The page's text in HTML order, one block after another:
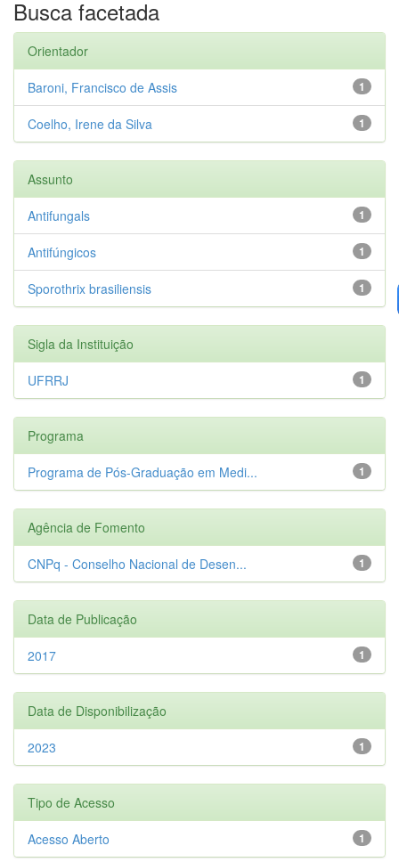
Busca facetada
Orientador
1
Baroni, Francisco de Assis
1
Coelho, Irene da Silva
Assunto
1
Antifungals
1
Antifúngicos
1
Sporothrix brasiliensis
Sigla da Instituição
1
UFRRJ
Programa
1
Programa de Pós-Graduação em Medi...
Agência de Fomento
1
CNPq - Conselho Nacional de Desen...
Data de Publicação
1
2017
Data de Disponibilização
1
2023
Tipo de Acesso
1
Acesso Aberto